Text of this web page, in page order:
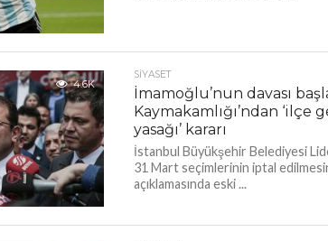
4.6K
SIYASET
İmamoğlu’nun davası
Kaymakamlığı’ndan
yasağı’ kararı
İstanbul Büyükşehir Belediyesi
31 Mart seçimlerinin iptal
açıklamasında eski ...